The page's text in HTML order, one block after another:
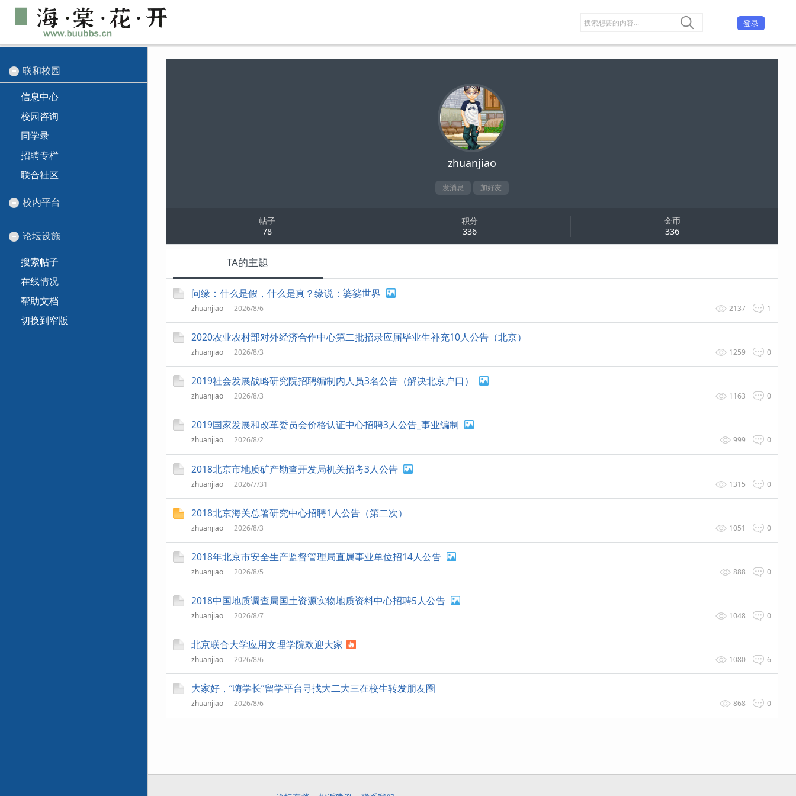
登录
联和校园
信息中心
校园咨询
同学录
招聘专栏
联合社区
校内平台
论坛设施
搜索帖子
在线情况
帮助文档
切换到窄版
zhuanjiao
发消息 加好友
帖子
78
积分
336
金币
336
TA的主题
问缘：什么是假，什么是真？缘说：婆娑世界
1
2137
zhuanjiao 2026/8/6
2020农业农村部对外经济合作中心第二批招录应届毕业生补充10人公告（北京）
0
1259
zhuanjiao 2026/8/3
2019社会发展战略研究院招聘编制内人员3名公告（解决北京户口）
0
1163
zhuanjiao 2026/8/3
2019国家发展和改革委员会价格认证中心招聘3人公告_事业编制
0
999
zhuanjiao 2026/8/2
2018北京市地质矿产勘查开发局机关招考3人公告
0
1315
zhuanjiao 2026/7/31
2018北京海关总署研究中心招聘1人公告（第二次）
0
1051
zhuanjiao 2026/8/3
2018年北京市安全生产监督管理局直属事业单位招14人公告
0
888
zhuanjiao 2026/8/5
2018中国地质调查局国土资源实物地质资料中心招聘5人公告
0
1048
zhuanjiao 2026/8/7
北京联合大学应用文理学院欢迎大家
6
1080
zhuanjiao 2026/8/6
大家好，“嗨学长”留学平台寻找大二大三在校生转发朋友圈
0
868
zhuanjiao 2026/8/6